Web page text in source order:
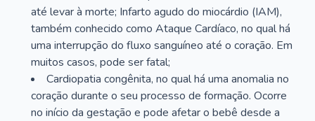
até levar à morte; Infarto agudo do miocárdio (IAM),
também conhecido como Ataque Cardíaco, no qual há
uma interrupção do fluxo sanguíneo até o coração. Em
muitos casos, pode ser fatal;
Cardiopatia congênita, no qual há uma anomalia no
coração durante o seu processo de formação. Ocorre
no início da gestação e pode afetar o bebê desde a